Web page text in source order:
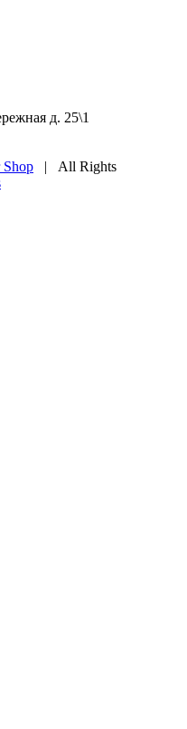
д. 25\1
Shop | All Rights